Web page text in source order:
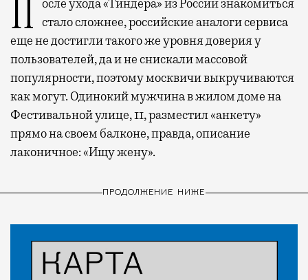
После ухода «Тиндера» из России знакомиться стало сложнее, российские аналоги сервиса
еще не достигли такого же уровня доверия у
пользователей, да и не снискали массовой
популярности, поэтому москвичи выкручиваются
как могут. Одинокий мужчина в жилом доме на
Фестивальной улице, 11, разместил «анкету»
прямо на своем балконе, правда, описание
лаконичное: «Ищу жену».
ПРОДОЛЖЕНИЕ НИЖЕ